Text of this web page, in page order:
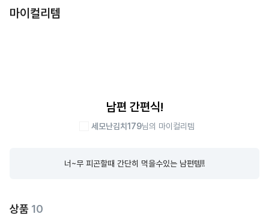
마이컬리템
남편 간편식!
세모난김치179님의 마이컬리템
너~무 피곤할때 간단히 먹을수있는 남편템!!
상품 10